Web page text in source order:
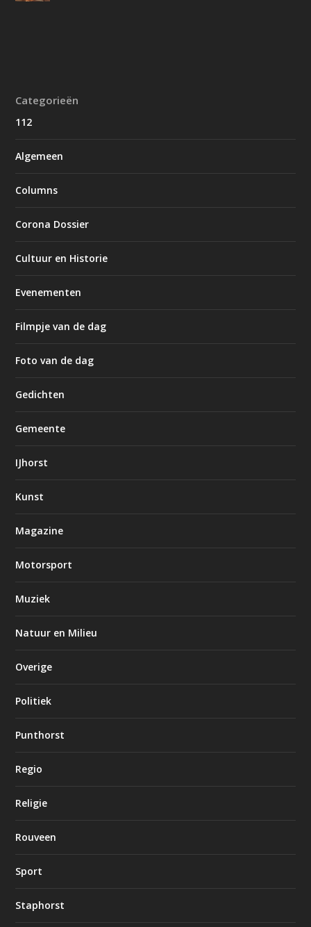
Categorieën
112
Algemeen
Columns
Corona Dossier
Cultuur en Historie
Evenementen
Filmpje van de dag
Foto van de dag
Gedichten
Gemeente
IJhorst
Kunst
Magazine
Motorsport
Muziek
Natuur en Milieu
Overige
Politiek
Punthorst
Regio
Religie
Rouveen
Sport
Staphorst